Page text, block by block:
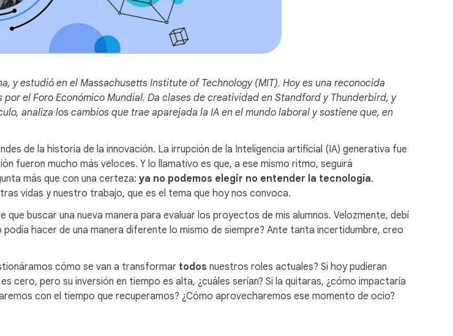
y estudió en el Massachusetts Institute of Technology (MIT). Hoy es una reconocida
el Foro Económico Mundial. Da clases de creatividad en Standford y Thunderbird, y
analiza los cambios que trae aparejada la IA en el mundo laboral y sostiene que, en
de la historia de la innovación. La irrupción de la Inteligencia artificial (IA) generativa fue
fueron mucho más veloces. Y lo llamativo es que, a ese mismo ritmo, seguirá
más que con una certeza: ya no podemos elegir no entender la tecnología.
vidas y nuestro trabajo, que es el tema que hoy nos convoca.
buscar una nueva manera para evaluar los proyectos de mis alumnos. Velozmente, debí
hacer de una manera diferente lo mismo de siempre? Ante tanta incertidumbre, creo
cómo se van a transformar todos nuestros roles actuales? Si hoy pudieran
cero, pero su inversión en tiempo es alta, ¿cuáles serían? Si la quitaras, ¿cómo impactaría
con el tiempo que recuperamos? ¿Cómo aprovecharemos ese momento de ocio?